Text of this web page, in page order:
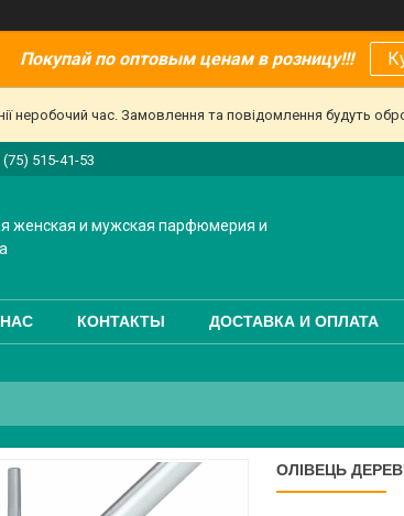
Покупай по оптовым ценам в розницу!!!
неробочий час. Замовлення та повідомлення будуть
(75) 515-41-53
женская и мужская парфюмерия и
КОНТАКТЫ ДОСТАВКА И ОПЛАТА
ОЛІВЕЦЬ